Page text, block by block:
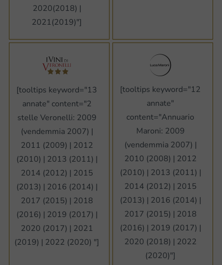
2020(2018) |
2021(2019)"]
[tooltips keyword="13
annate" content="2
stelle Veronelli: 2009
(vendemmia 2007) |
2011 (2009) | 2012
(2010) | 2013 (2011) |
2014 (2012) | 2015
(2013) | 2016 (2014) |
2017 (2015) | 2018
(2016) | 2019 (2017) |
2020 (2017) | 2021
(2019) | 2022 (2020) "]
[tooltips keyword="12
annate"
content="Annuario
Maroni: 2009
(vendemmia 2007) |
2010 (2008) | 2012
(2010) | 2013 (2011) |
2014 (2012) | 2015
(2013) | 2016 (2014) |
2017 (2015) | 2018
(2016) | 2019 (2017) |
2020 (2018) | 2022
(2020)"]